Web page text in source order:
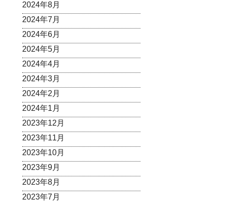
2024年8月
2024年7月
2024年6月
2024年5月
2024年4月
2024年3月
2024年2月
2024年1月
2023年12月
2023年11月
2023年10月
2023年9月
2023年8月
2023年7月